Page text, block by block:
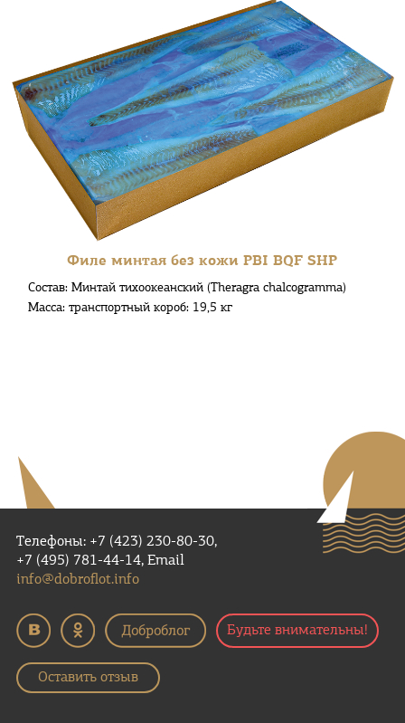
Филе минтая без кожи PBI BQF SHP
Состав: Минтай тихоокеанский (Theragra chalcogramma)
Масса: транспортный короб: 19,5 кг
Телефоны: +7 (423) 230-80-30,
+7 (495) 781-44-14, Email
info@dobroflot.info
Будьте внимательны!
Оставить отзыв